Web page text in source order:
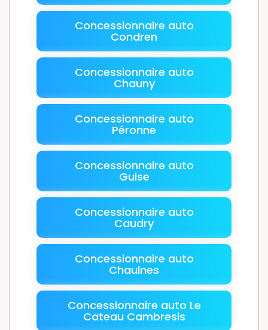
Concessionnaire auto
Condren
Concessionnaire auto
Chauny
Concessionnaire auto
Péronne
Concessionnaire auto
Guise
Concessionnaire auto
Caudry
Concessionnaire auto
Chaulnes
Concessionnaire auto Le
Cateau Cambresis